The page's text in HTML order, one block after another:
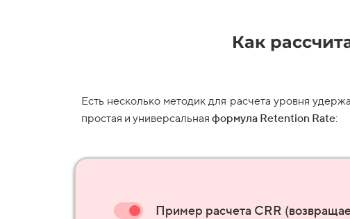
Как
Есть несколько методик для расчета уровня
простая и универсальная формула Retention Rate:
Пример расчета CRR